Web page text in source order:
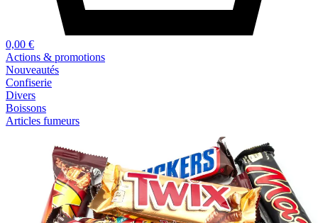
0,00 €
Actions & promotions
Nouveautés
Confiserie
Divers
Boissons
Articles fumeurs